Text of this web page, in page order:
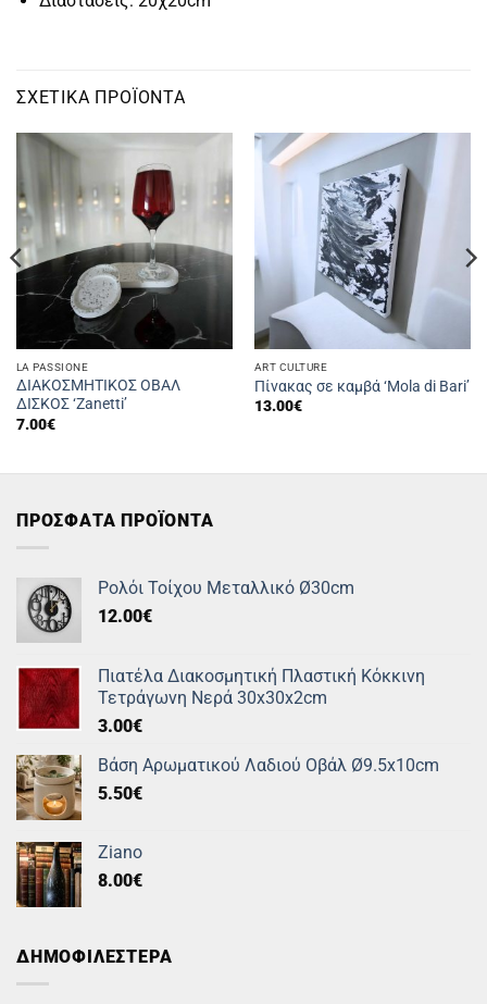
ΣΧΕΤΙΚΆ ΠΡΟΪΌΝΤΑ
LA PASSIONE
ΔΙΑΚΟΣΜΗΤΙΚΟΣ ΟΒΑΛ
ΔΙΣΚΟΣ ‘Zanetti’
7.00€
ART CULTURE
Πίνακας σε καμβά ‘Mola di Bari’
13.00€
ΠΡΟΣΦΑΤΑ ΠΡΟΪΟΝΤΑ
Ρολόι Τοίχου Μεταλλικό Ø30cm
12.00€
Πιατέλα Διακοσμητική Πλαστική Κόκκινη
Τετράγωνη Νερά 30x30x2cm
3.00€
Βάση Αρωματικού Λαδιού Οβάλ Ø9.5x10cm
5.50€
Ziano
8.00€
ΔΗΜΟΦΙΛΕΣΤΕΡΑ